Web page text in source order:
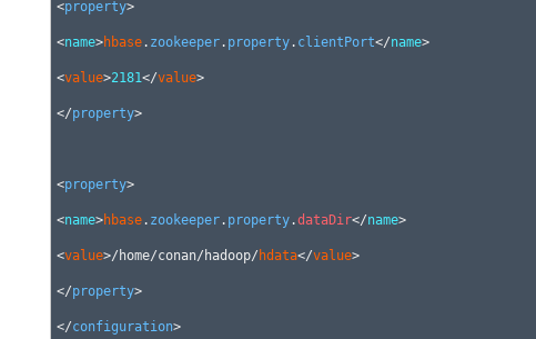
<property>
<name>hbase. zookeeper. property. clientPort</name>
<value>2181</value>
</property>
<property>
<name>hbase. zookeeper. property.dataDir</name>
<value>/home/conan/hadoop/ hdata</value>
</property>
</configuration